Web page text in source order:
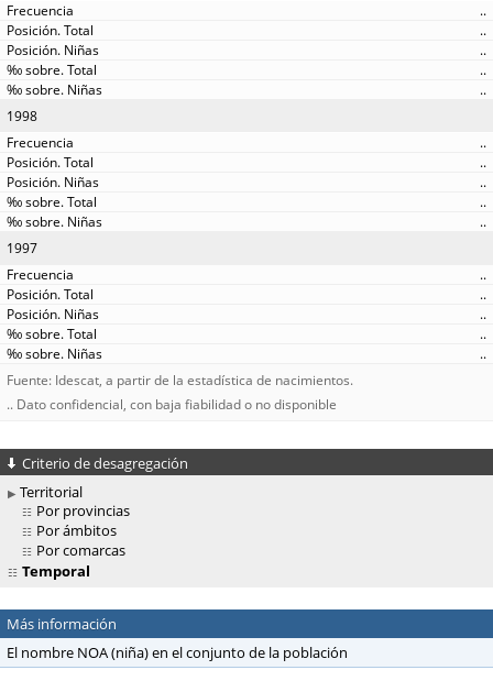
..
..
..
..
..
1998
..
..
..
..
..
1997
..
..
..
..
..
Fuente: Idescat, a partir de la estadística de nacimientos.
.. Dato confidencial, con baja fiabilidad o no disponible
Criterio de desagregación
Territorial
Por provincias
Por ámbitos
Por comarcas
Temporal
Más información
El nombre NOA (niña) en el conjunto de la población